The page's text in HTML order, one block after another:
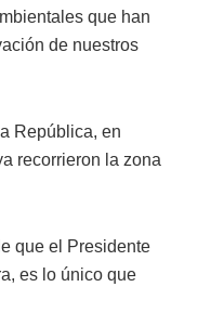
que han
de nuestros
República, en
recorrieron la zona
que el Presidente
es lo único que